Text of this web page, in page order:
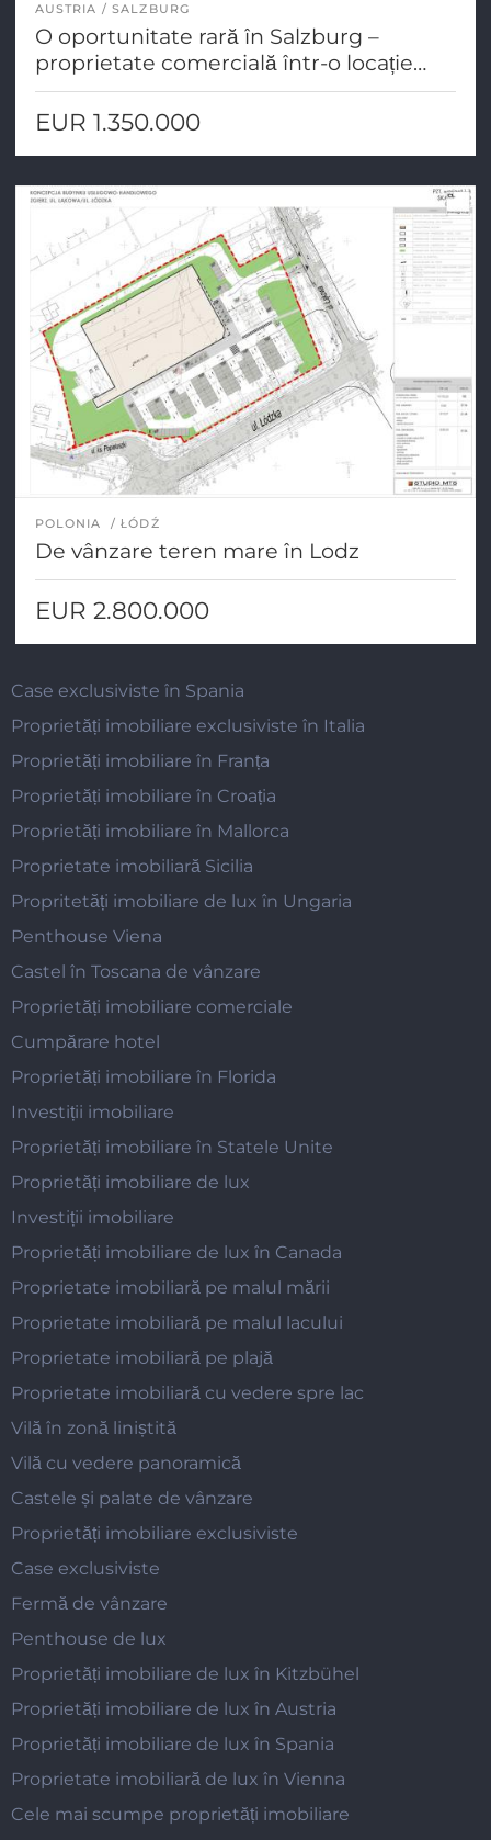
AUSTRIA SALZBURG
O oportunitate rară în Salzburg –
proprietate comercială într-o locație
excelentă
EUR 1.350.000
POLONIA ŁÓDŹ
De vânzare teren mare în Lodz
EUR 2.800.000
Case exclusiviste în Spania
Proprietăți imobiliare exclusiviste în Italia
Proprietăți imobiliare în Franța
Proprietăți imobiliare în Croația
Proprietăți imobiliare în Mallorca
Proprietate imobiliară Sicilia
Propritetăți imobiliare de lux în Ungaria
Penthouse Viena
Castel în Toscana de vânzare
Proprietăți imobiliare comerciale
Cumpărare hotel
Proprietăți imobiliare în Florida
Investiții imobiliare
Proprietăți imobiliare în Statele Unite
Proprietăți imobiliare de lux
Investiții imobiliare
Proprietăți imobiliare de lux în Canada
Proprietate imobiliară pe malul mării
Proprietate imobiliară pe malul lacului
Proprietate imobiliară pe plajă
Proprietate imobiliară cu vedere spre lac
Vilă în zonă liniștită
Vilă cu vedere panoramică
Castele și palate de vânzare
Proprietăți imobiliare exclusiviste
Case exclusiviste
Fermă de vânzare
Penthouse de lux
Proprietăți imobiliare de lux în Kitzbühel
Proprietăți imobiliare de lux în Austria
Proprietăți imobiliare de lux în Spania
Proprietate imobiliară de lux în Vienna
Cele mai scumpe proprietăți imobiliare